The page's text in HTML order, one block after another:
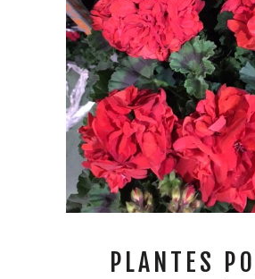
PLANTES